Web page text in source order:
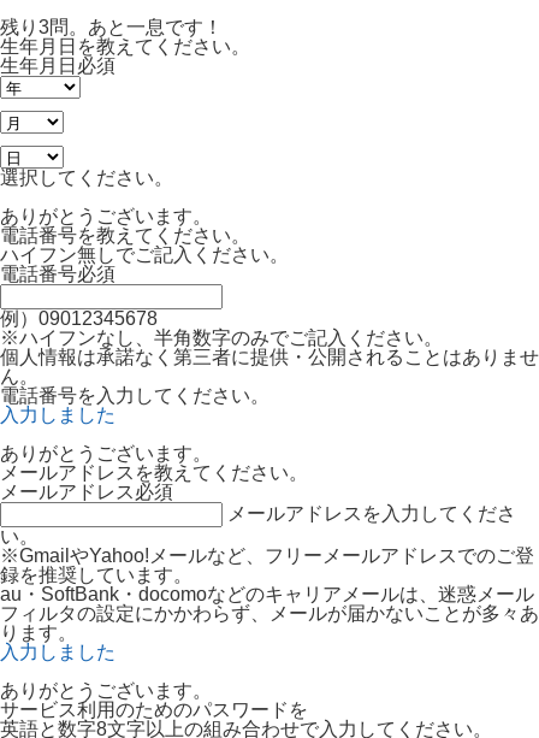
残り3問。あと一息です！
生年月日を教えてください。
生年月日 必須
選択してください。
ありがとうございます。
電話番号を教えてください。
ハイフン無しでご記入ください。
電話番号必須
例）09012345678
※ハイフンなし、半角数字のみでご記入ください。
個人情報は承諾なく第三者に提供・公開されることはありませ
ん。
電話番号を入力してください。
入力しました
ありがとうございます。
メールアドレスを教えてください。
メールアドレス必須
メールアドレスを入力してくださ
い。
※GmailやYahoo!メールなど、フリーメールアドレスでのご登
録を推奨しています。
au・SoftBank・docomoなどのキャリアメールは、迷惑メール
フィルタの設定にかかわらず、メールが届かないことが多々あ
ります。
入力しました
ありがとうございます。
サービス利用のためのパスワードを
英語と数字8文字以上の組み合わせで入力してください。